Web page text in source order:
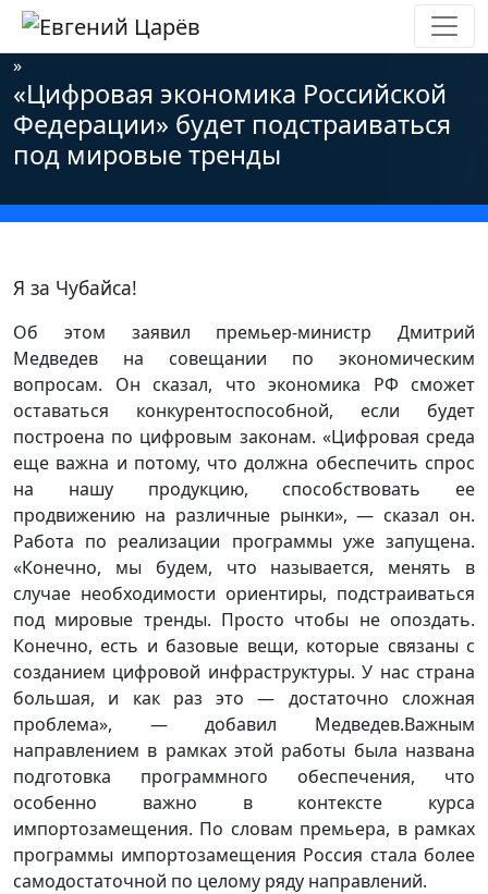
Главная»Новости»Информационная безопасность
»
«Цифровая экономика Российской
Федерации» будет подстраиваться
под мировые тренды
Я за Чубайса!
Об этом заявил премьер-министр Дмитрий
Медведев на совещании по экономическим
вопросам. Он сказал, что экономика РФ сможет
оставаться конкурентоспособной, если будет
построена по цифровым законам. «Цифровая среда
еще важна и потому, что должна обеспечить спрос
на нашу продукцию, способствовать ее
продвижению на различные рынки», — сказал он.
Работа по реализации программы уже запущена.
«Конечно, мы будем, что называется, менять в
случае необходимости ориентиры, подстраиваться
под мировые тренды. Просто чтобы не опоздать.
Конечно, есть и базовые вещи, которые связаны с
созданием цифровой инфраструктуры. У нас страна
большая, и как раз это — достаточно сложная
проблема», — добавил Медведев.Важным
направлением в рамках этой работы была названа
подготовка программного обеспечения, что
особенно важно в контексте курса
импортозамещения. По словам премьера, в рамках
программы импортозамещения Россия стала более
самодостаточной по целому ряду направлений.